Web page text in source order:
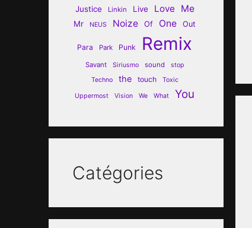
Justice Linkin Live Love Me
Mr NEUS Noize Of One Out
Para Park Punk Remix
Savant Siriusmo sound
stop
Techno
the touch Toxic
Uppermost Vision We What You
Catégories